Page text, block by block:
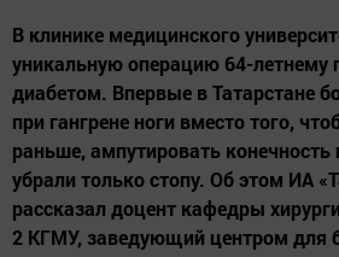
В клинике медицинского
уникальную операцию 64-летнему
диабетом. Впервые в Татарстане
при гангрене ноги вместо того,
раньше, ампутировать конечность
убрали только стопу. Об этом ИА
рассказал доцент кафедры
2 КГМУ, заведующий центром для